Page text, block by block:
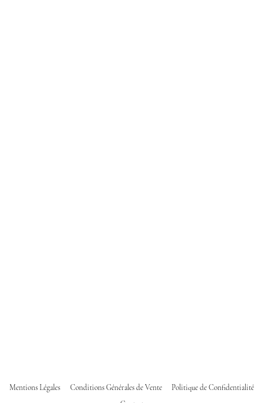
Mentions Légales Conditions Générales de Vente
Politique de Confidentialité